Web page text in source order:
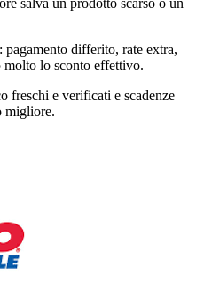
salva un prodotto scarso o un
differito, rate extra,
molto lo sconto effettivo.
freschi e verificati e scadenze
migliore.